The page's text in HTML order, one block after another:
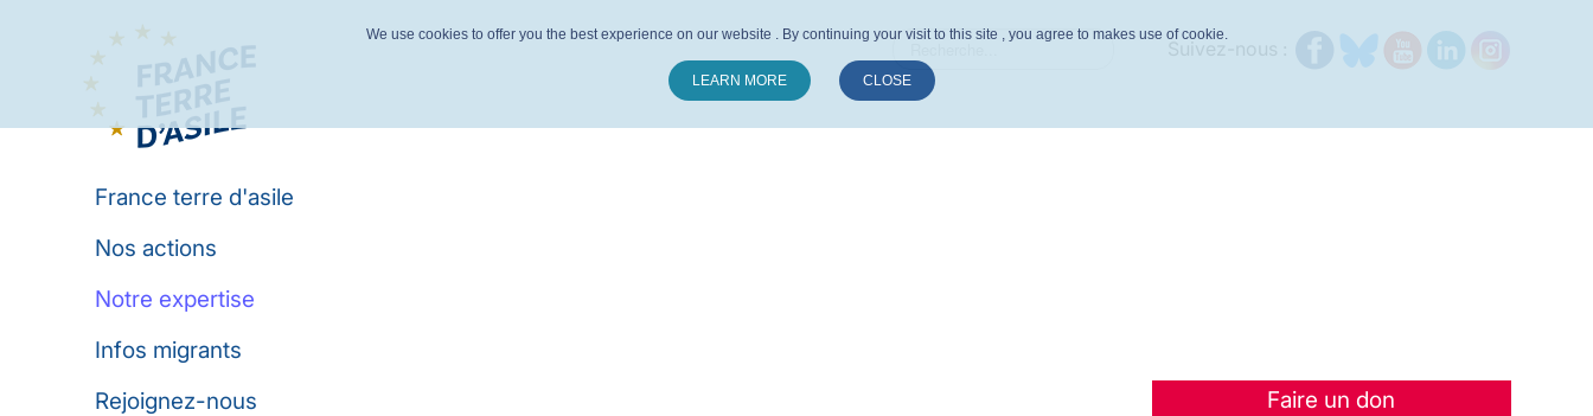
France terre d'asile
Nos actions
Notre expertise
Infos migrants
Faire un don
Rejoignez-nous
We use cookies to offer you the best experience on our website . By continuing your visit to this site , you agree to makes use of cookie.
LEARN MORE CLOSE